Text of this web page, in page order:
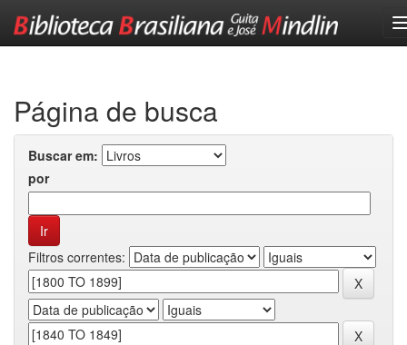
Página de busca
Buscar em:
por
Filtros correntes: